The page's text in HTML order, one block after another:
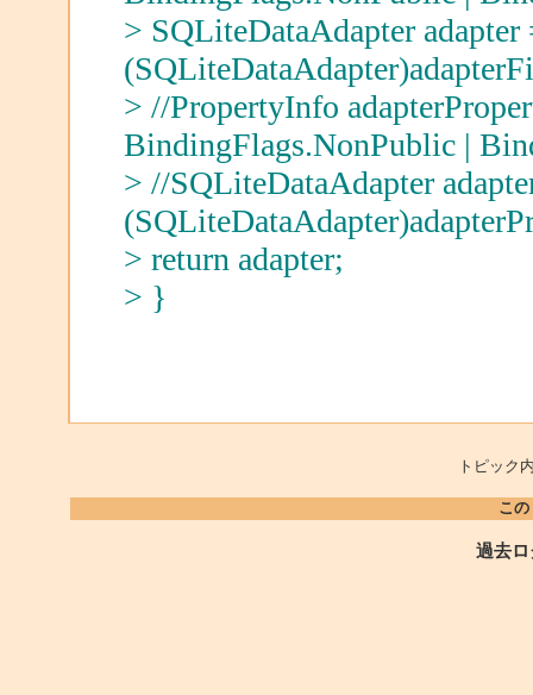
> SQLiteDataAdapter adapter
> //PropertyInfo
BindingFlags.NonPublic |
> //SQLiteDataAdapter
> return adapter;
> }
トピッ
こ
過去